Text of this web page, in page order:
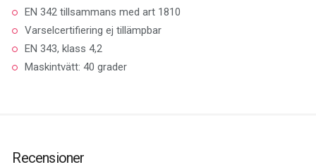
EN 342 tillsammans med art 1810
Varselcertifiering ej tillämpbar
EN 343, klass 4,2
Maskintvätt: 40 grader
Recensioner